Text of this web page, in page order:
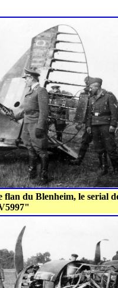
flan du Blenheim, le serial